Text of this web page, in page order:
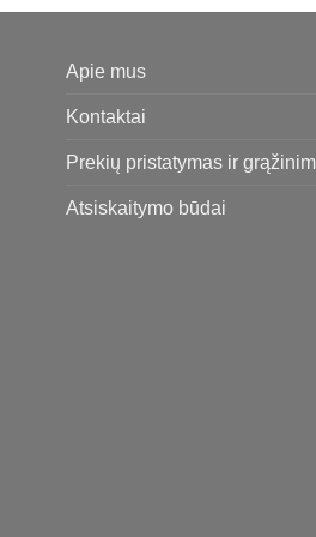
Apie mus
Kontaktai
Prekių pristatymas ir
Atsiskaitymo būdai